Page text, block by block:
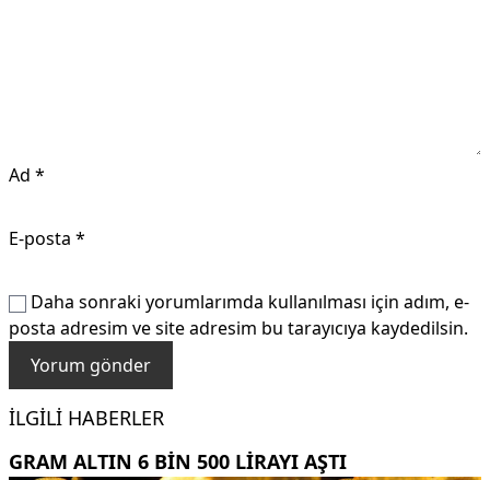
Ad *
E-posta *
Daha sonraki yorumlarımda kullanılması için adım, e-
posta adresim ve site adresim bu tarayıcıya kaydedilsin.
İLGILI HABERLER
GRAM ALTIN 6 BIN 500 LIRAYI AŞTI